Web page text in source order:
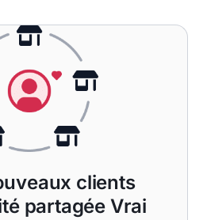
clients
partagée Vrai